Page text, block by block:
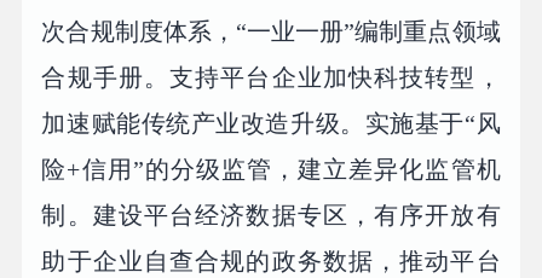
次合规制度体系，“一业一册”编制重点领域
合规手册。支持平台企业加快科技转型，
加速赋能传统产业改造升级。实施基于“风
险+信用”的分级监管，建立差异化监管机
制。建设平台经济数据专区，有序开放有
助于企业自查合规的政务数据，推动平台